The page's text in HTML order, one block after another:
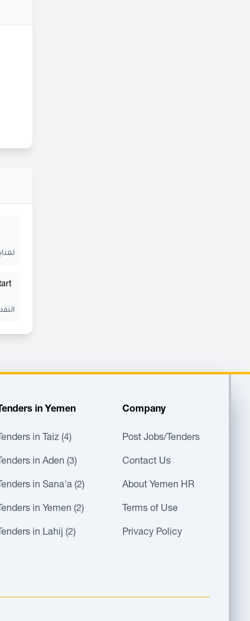
in Yemen
in Taiz (4)
in Aden (3)
in Sana'a (2)
in Yemen (2)
in Lahij (2)
Company
Post Jobs/Tenders
Contact Us
About Yemen HR
Terms of Use
Privacy Policy